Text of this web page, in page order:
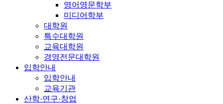
영어영문학부
미디어학부
대학원
특수대학원
교육대학원
경영전문대학원
입학안내
입학안내
교육기관
산학·연구·창업